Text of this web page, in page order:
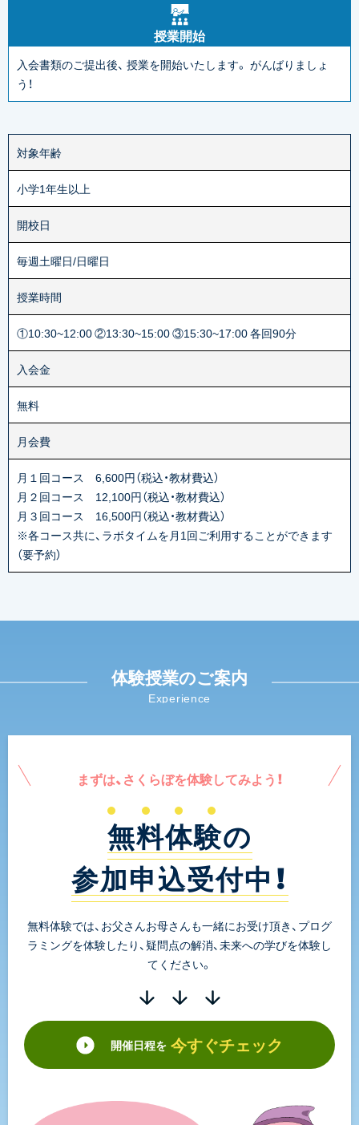
授業開始
入会書類のご提出後、 授業を開始いたします。 がんばりましょ
う！
対象年齢
小学1年生以上
開校日
毎週土曜日/日曜日
授業時間
①10:30~12:00 ②13:30~15:00 ③15:30~17:00 各回90分
入会金
無料
月会費
月１回コース 6,600円（税込・教材費込）
月２回コース 12,100円（税込・教材費込）
月３回コース 16,500円（税込・教材費込）
※各コース共に、ラボタイムを月1回ご利用することができます
（要予約）
体験授業のご案内
Experience
まずは、さくらぼを体験してみよう！
無料体験の
参加申込受付中！
無料体験では、お父さんお母さんも一緒にお受け頂き、プログ
ラミングを体験したり、疑問点の解消、未来への学びを体験し
てください。
開催日程を 今すぐチェック